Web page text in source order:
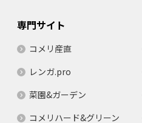
専門サイト
コメリ産直
レンガ.pro
菜園&ガーデン
コメリハード&グリーン